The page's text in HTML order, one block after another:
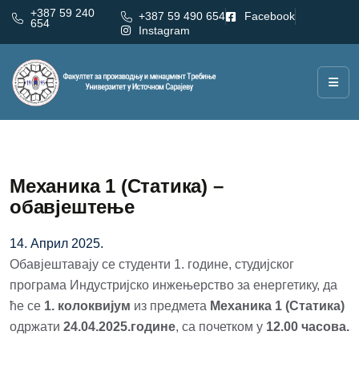
+387 59 240
654
+387 59 490 654
Facebook
Instagram
Механика 1 (Статика) –
обавјештење
14. Април 2025.
Обавјештавају се студенти 1. године, студијског
програма Индустријско инжењерство за енергетику, да
ће се 1. колоквијум из предмета Механика 1 (Статика)
одржати 24.04.2025.године, са почетком у 12.00 часова.